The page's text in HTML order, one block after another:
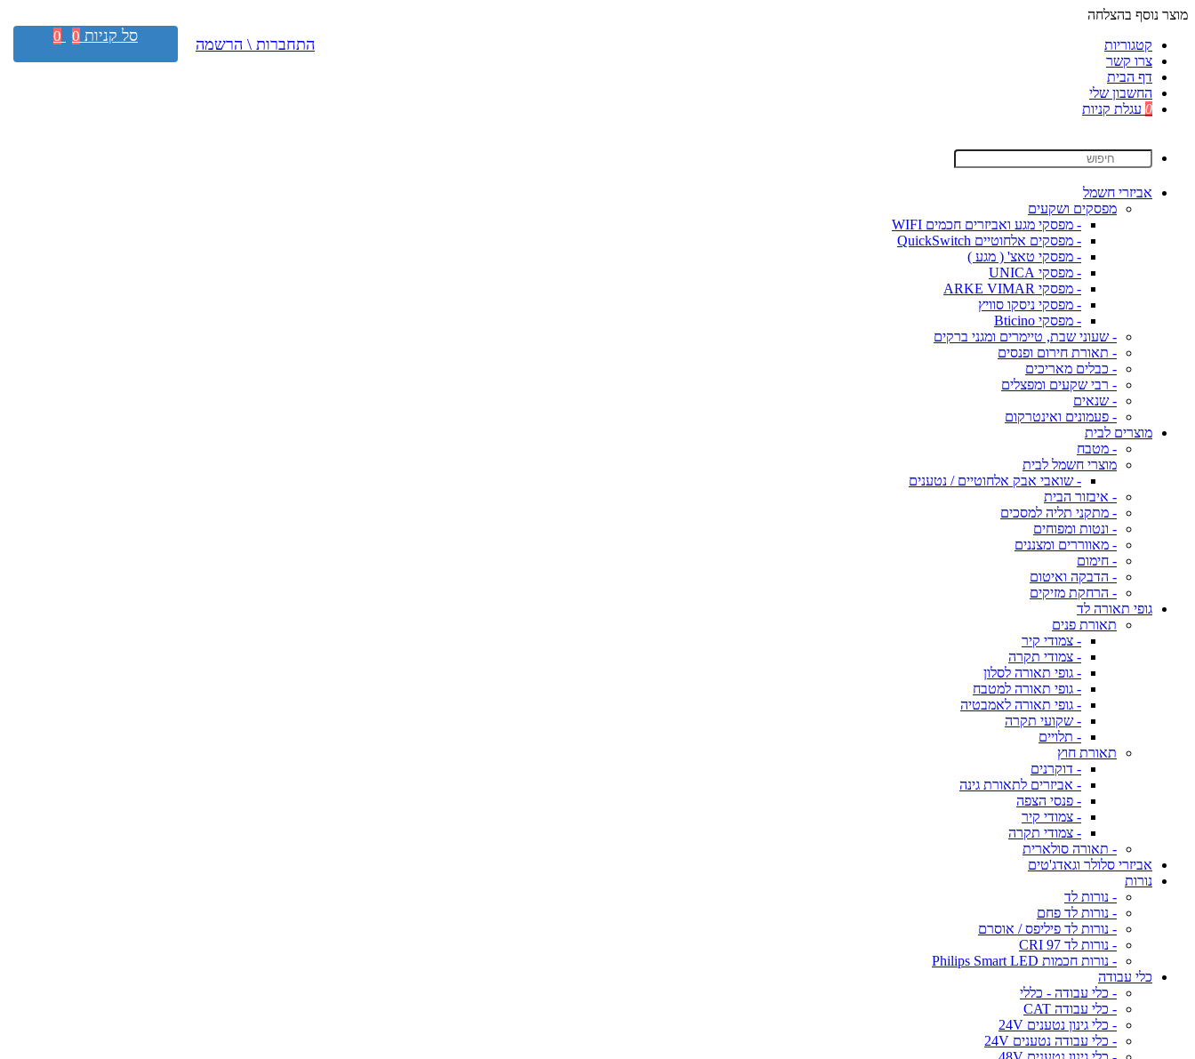
מוצר נוסף בהצלחה
קטגוריות
צרו קשר
דף הבית
החשבון שלי
0 עגלת קניות
אביזרי חשמל
מפסקים ושקעים
- מפסקי מגע ואביזרים חכמים WIFI
- מפסקים אלחוטיים QuickSwitch
- מפסקי טאצ' ( מגע )
- מפסקי UNICA
- מפסקי ARKE VIMAR
- מפסקי ניסקו סוויץ
- מפסקי Bticino
- שעוני שבת, טיימרים ומגני ברקים
- תאורת חירום ופנסים
- כבלים מאריכים
- רבי שקעים ומפצלים
- שנאים
- פעמונים ואינטרקום
מוצרים לבית
- מטבח
מוצרי חשמל לבית
- שואבי אבק אלחוטיים / נטענים
- איבזור הבית
- מתקני תליה למסכים
- ונטות ומפוחים
- מאווררים ומצננים
- חימום
- הדבקה ואיטום
- הרחקת מזיקים
גופי תאורה לד
תאורת פנים
- צמודי קיר
- צמודי תקרה
- גופי תאורה לסלון
- גופי תאורה למטבח
- גופי תאורה לאמבטיה
- שקועי תקרה
- תלויים
תאורת חוץ
- דוקרנים
- אביזרים לתאורת גינה
- פנסי הצפה
- צמודי קיר
- צמודי תקרה
- תאורה סולארית
אביזרי סלולר וגאדג'טים
נורות
- נורות לד
- נורות לד פחם
- נורות לד פיליפס / אוסרם
- נורות לד CRI 97
- נורות חכמות Philips Smart LED
כלי עבודה
- כלי עבודה - כללי
- כלי עבודה CAT
- כלי גינון נטענים 24V
- כלי עבודה נטענים 24V
התחברות \ הרשמה סל קניות 0
0